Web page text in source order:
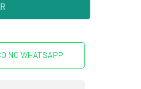
NO WHATSAPP